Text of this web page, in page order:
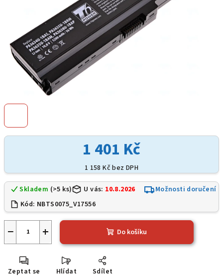
1 401 Kč
1 158 Kč bez DPH
Skladem (>5 ks) U vás: 10.8.2026
Možnosti doručení
Kód: NBTS0075_V17556
+
− Do košíku
Zeptat se Hlídat Sdílet